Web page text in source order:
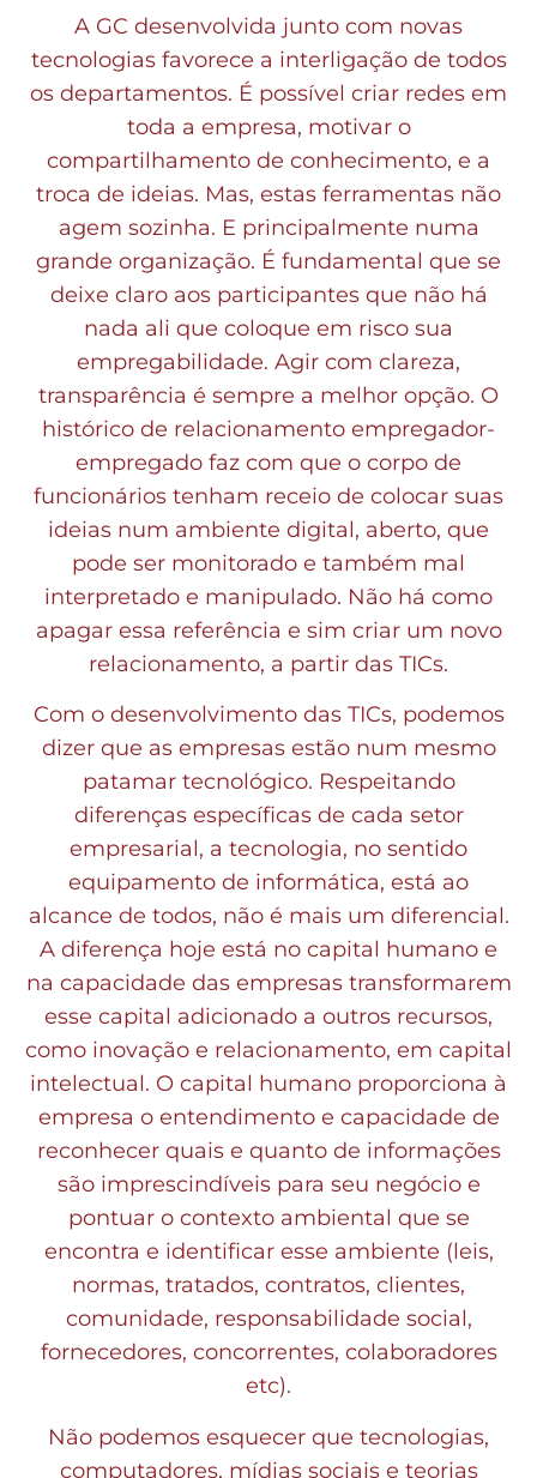
A GC desenvolvida junto com novas
tecnologias favorece a interligação de todos
os departamentos. É possível criar redes em
toda a empresa, motivar o
compartilhamento de conhecimento, e a
troca de ideias. Mas, estas ferramentas não
agem sozinha. E principalmente numa
grande organização. É fundamental que se
deixe claro aos participantes que não há
nada ali que coloque em risco sua
empregabilidade. Agir com clareza,
transparência é sempre a melhor opção. O
histórico de relacionamento empregador-
empregado faz com que o corpo de
funcionários tenham receio de colocar suas
ideias num ambiente digital, aberto, que
pode ser monitorado e também mal
interpretado e manipulado. Não há como
apagar essa referência e sim criar um novo
relacionamento, a partir das TICs.
Com o desenvolvimento das TICs, podemos
dizer que as empresas estão num mesmo
patamar tecnológico. Respeitando
diferenças específicas de cada setor
empresarial, a tecnologia, no sentido
equipamento de informática, está ao
alcance de todos, não é mais um diferencial.
A diferença hoje está no capital humano e
na capacidade das empresas transformarem
esse capital adicionado a outros recursos,
como inovação e relacionamento, em capital
intelectual. O capital humano proporciona à
empresa o entendimento e capacidade de
reconhecer quais e quanto de informações
são imprescindíveis para seu negócio e
pontuar o contexto ambiental que se
encontra e identificar esse ambiente (leis,
normas, tratados, contratos, clientes,
comunidade, responsabilidade social,
fornecedores, concorrentes, colaboradores
etc).
Não podemos esquecer que tecnologias,
computadores, mídias sociais e teorias